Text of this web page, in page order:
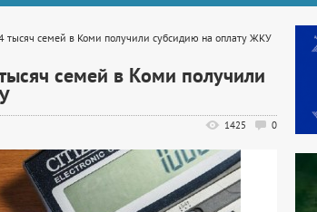
тысяч семей в Коми получили субсидию на оплату ЖКУ
семей в Коми получили
0
1425